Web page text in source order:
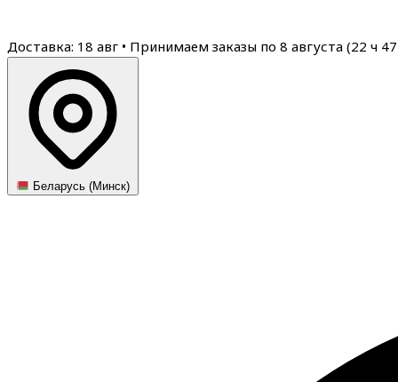
Доставка: 18 авг • Принимаем заказы по 8 августа (22 ч 47
Беларусь (Минск)